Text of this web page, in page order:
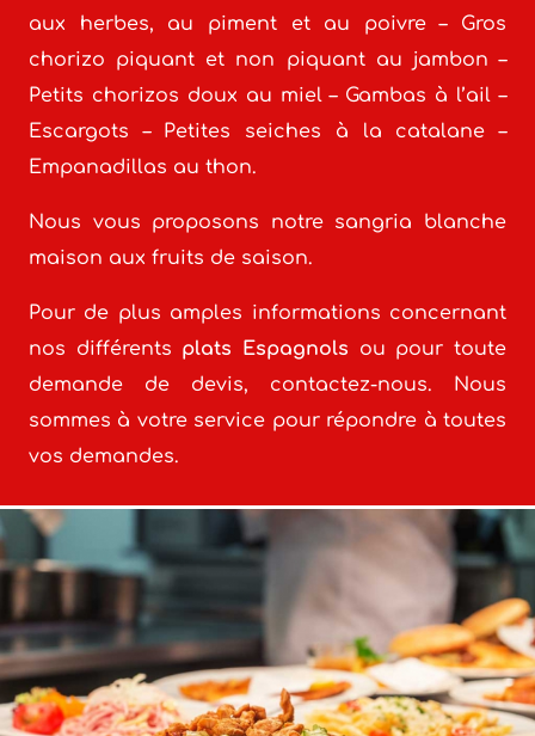
aux herbes, au piment et au poivre – Gros
chorizo piquant et non piquant au jambon –
Petits chorizos doux au miel – Gambas à l’ail –
Escargots – Petites seiches à la catalane –
Empanadillas au thon.
Nous vous proposons notre sangria blanche
maison aux fruits de saison.
Pour de plus amples informations concernant
nos différents plats Espagnols ou pour toute
demande de devis, contactez-nous. Nous
sommes à votre service pour répondre à toutes
vos demandes.